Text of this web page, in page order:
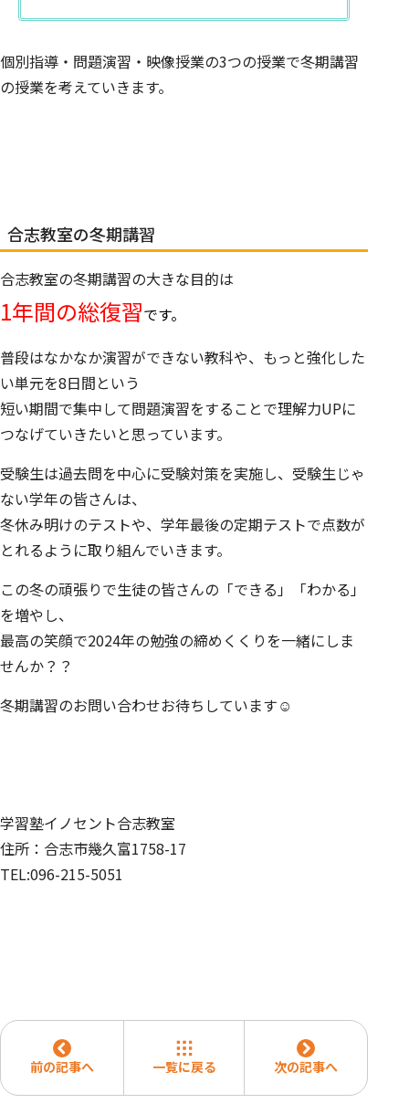
個別指導・問題演習・映像授業の3つの授業で冬期講習
の授業を考えていきます。
合志教室の冬期講習
合志教室の冬期講習の大きな目的は
1年間の総復習です。
普段はなかなか演習ができない教科や、もっと強化した
い単元を8日間という
短い期間で集中して問題演習をすることで理解力UPに
つなげていきたいと思っています。
受験生は過去問を中心に受験対策を実施し、受験生じゃ
ない学年の皆さんは、
冬休み明けのテストや、学年最後の定期テストで点数が
とれるように取り組んでいきます。
この冬の頑張りで生徒の皆さんの「できる」「わかる」
を増やし、
最高の笑顔で2024年の勉強の締めくくりを一緒にしま
せんか？？
冬期講習のお問い合わせお待ちしています☺
学習塾イノセント合志教室
住所：合志市幾久富1758-17
TEL:096-215-5051
前の記事へ 一覧に戻る 次の記事へ